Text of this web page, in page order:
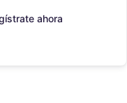
ahora